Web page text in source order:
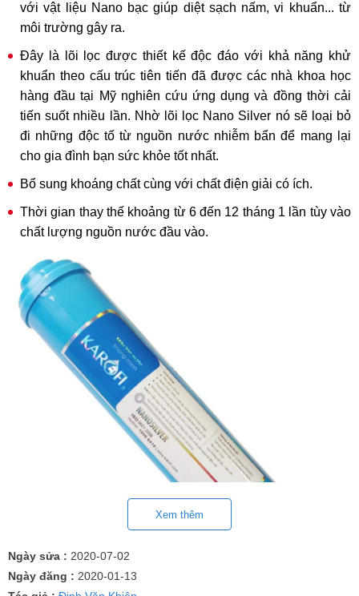
với vật liệu Nano bạc giúp diệt sạch nấm, vi khuẩn... từ
môi trường gây ra.
Đây là lõi lọc được thiết kế độc đáo với khả năng khử
khuẩn theo cấu trúc tiên tiến đã được các nhà khoa học
hàng đầu tại Mỹ nghiên cứu ứng dụng và đồng thời cải
tiến suốt nhiều lần. Nhờ lõi lọc Nano Silver nó sẽ loại bỏ
đi những độc tố từ nguồn nước nhiễm bẩn để mang lại
cho gia đình bạn sức khỏe tốt nhất.
Bổ sung khoáng chất cùng với chất điện giải có ích.
Thời gian thay thế khoảng từ 6 đến 12 tháng 1 lần tùy vào
chất lượng nguồn nước đầu vào.
Xem thêm
Ngày sửa : 2020-07-02
Ngày đăng : 2020-01-13